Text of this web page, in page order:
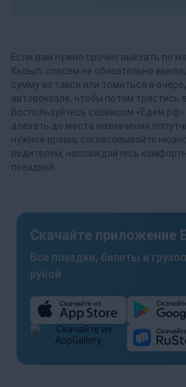
Если вам нужно срочно выехать по
Кызыл, совсем не обязательно
сумму за такси или томиться в
автовокзале, чтобы потом трястись
Воспользуйтесь сервисом
доехать до места назначения
нужное время, согласовывайте
водителем, наслаждайтесь
поездкой.
Скачайте приложение
Все поездки, билеты и
рукой